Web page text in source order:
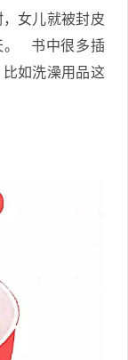
女儿就被封皮
。 书中很多插
比如洗澡用品这